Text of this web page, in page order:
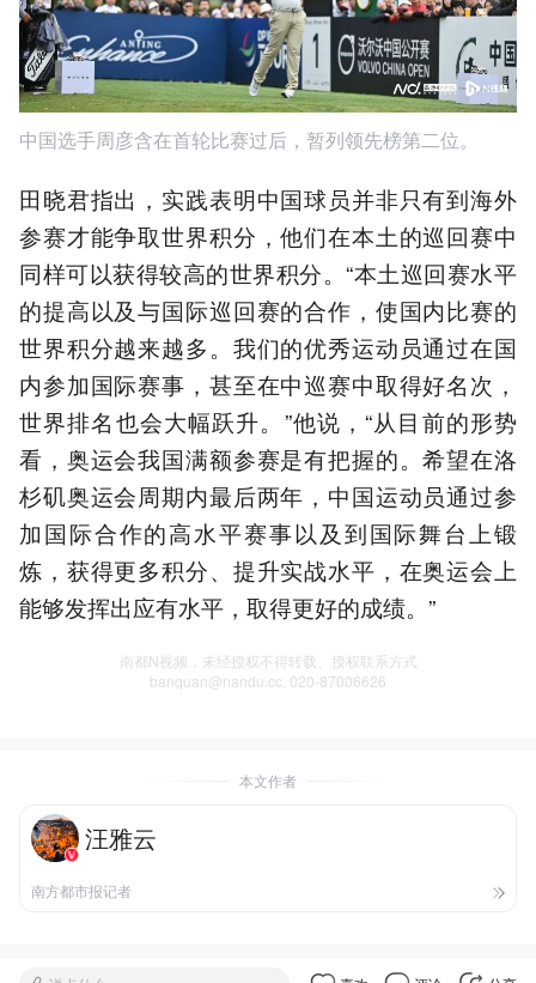
中国选手周彦含在首轮比赛过后，暂列领先榜第二位。
田晓君指出，实践表明中国球员并非只有到海外
参赛才能争取世界积分，他们在本土的巡回赛中
同样可以获得较高的世界积分。“本土巡回赛水平
的提高以及与国际巡回赛的合作，使国内比赛的
世界积分越来越多。我们的优秀运动员通过在国
内参加国际赛事，甚至在中巡赛中取得好名次，
世界排名也会大幅跃升。”他说，“从目前的形势
看，奥运会我国满额参赛是有把握的。希望在洛
杉矶奥运会周期内最后两年，中国运动员通过参
加国际合作的高水平赛事以及到国际舞台上锻
炼，获得更多积分、提升实战水平，在奥运会上
能够发挥出应有水平，取得更好的成绩。”
南都N视频，未经授权不得转载、授权联系方式
banquan@nandu.cc. 020-87006626
本文作者
汪雅云
南方都市报记者